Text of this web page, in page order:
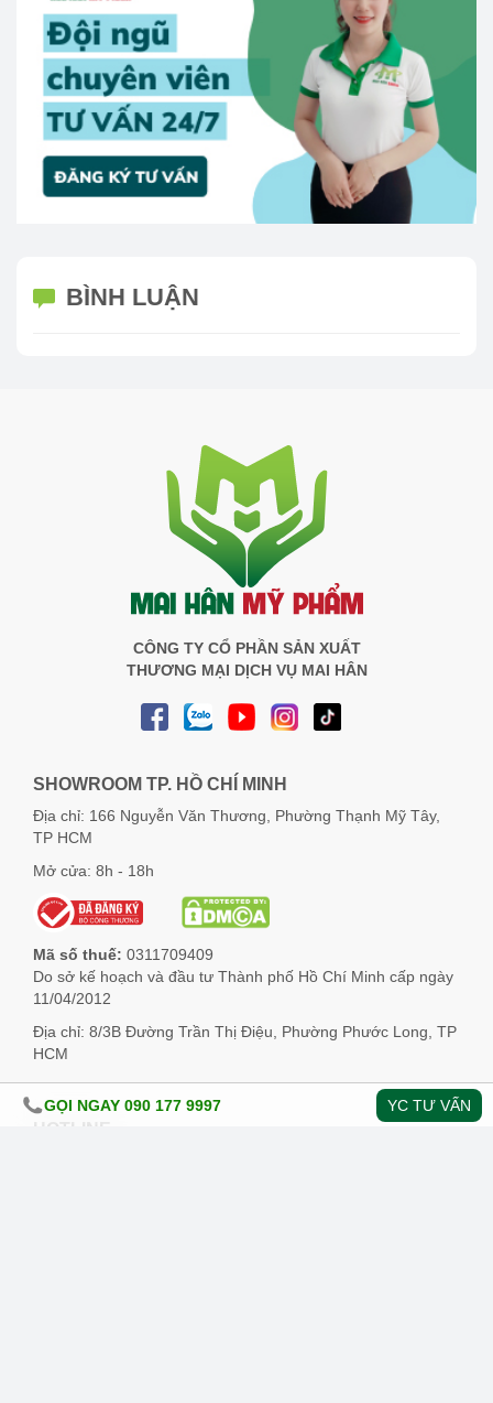
BÌNH LUẬN
CÔNG TY CỔ PHẦN SẢN XUẤT
THƯƠNG MẠI DỊCH VỤ MAI HÂN
SHOWROOM TP. HỒ CHÍ MINH
Địa chỉ: 166 Nguyễn Văn Thương, Phường Thạnh Mỹ Tây,
TP HCM
Mở cửa: 8h - 18h
Mã số thuế: 0311709409
Do sở kế hoạch và đầu tư Thành phố Hồ Chí Minh cấp ngày
11/04/2012
Địa chỉ: 8/3B Đường Trần Thị Điệu, Phường Phước Long, TP
HCM
HOTLINE
GỌI NGAY 090 177 9997 YC TƯ VẤN